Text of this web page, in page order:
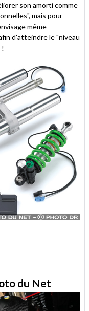
son amorti comme
mais pour
même
d'atteindre le "niveau
du Net